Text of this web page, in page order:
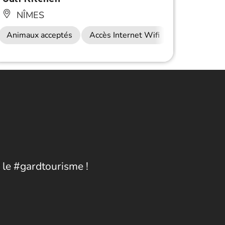
NÎMES
Animaux acceptés Accès Internet Wifi
#gardtourisme !